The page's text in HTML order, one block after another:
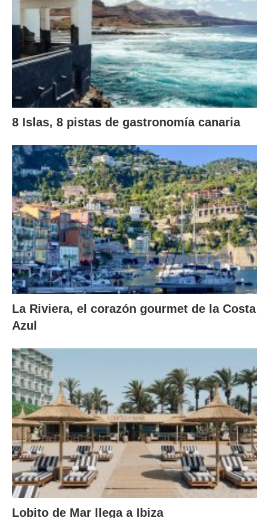
8 Islas, 8 pistas de gastronomía canaria
La Riviera, el corazón gourmet de la Costa
Azul
Lobito de Mar llega a Ibiza